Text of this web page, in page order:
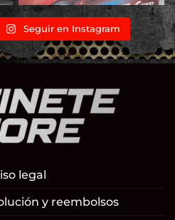
Seguir en Instagram
legal
y reembolsos